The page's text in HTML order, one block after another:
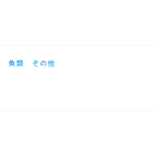
魚類 その他